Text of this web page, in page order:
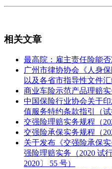
相关文章
最高院：雇主责任险能
广州市律协协会《人身
以及各省市指导性文件汇
商业车险示范产品理赔实
中国保险行业协会关于
值服务特约条款指引（
交强险理赔实务规程（
交强险承保实务规程（
关于发布《交强险承保
强险理赔实务（2020 试
2020〕 55 号）